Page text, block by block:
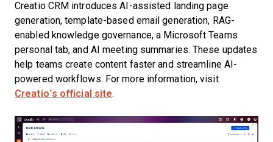
Creatio CRM introduces AI-assisted landing page
generation, template-based email generation, RAG-
enabled knowledge governance, a Microsoft Teams
personal tab, and AI meeting summaries. These updates
help teams create content faster and streamline AI-
powered workflows. For more information, visit
Creatio’s official site.